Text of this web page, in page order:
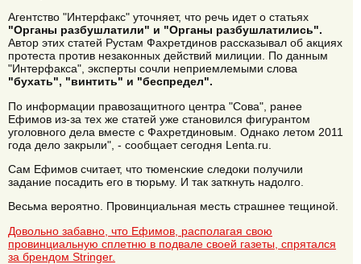
Агентство "Интерфакс" уточняет, что речь идет о статьях
"Органы разбушлатили" и "Органы разбушлатились".
Автор этих статей Рустам Фахретдинов рассказывал об акциях
протеста против незаконных действий милиции. По данным
"Интерфакса", эксперты сочли неприемлемыми слова
"бухать", "винтить" и "беспредел".
По информации правозащитного центра "Сова", ранее
Ефимов из-за тех же статей уже становился фигурантом
уголовного дела вместе с Фахретдиновым. Однако летом 2011
года дело закрыли", - сообщает сегодня Lenta.ru.
Сам Ефимов считает, что тюменские следоки получили
задание посадить его в тюрьму. И так заткнуть надолго.
Весьма вероятно. Провинциальная месть страшнее тещиной.
Довольно забавно, что Ефимов, располагая свою
провинциальную сплетню в подвале своей газеты, спрятался
за брендом Stringer.